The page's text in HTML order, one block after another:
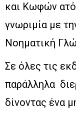
και Κωφών
γνωριμία με
Νοηματική
Σε όλες τις
παράλληλα
δίνοντας ένα